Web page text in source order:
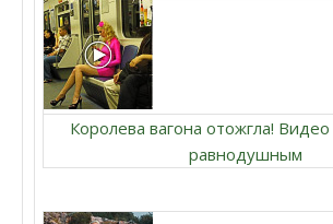
Королева вагона отожгла!
равнодушным